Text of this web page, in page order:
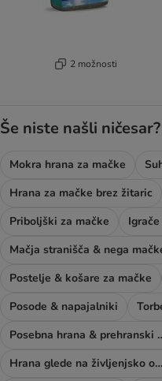
2 možnosti
Še niste našli ničesar?
Mokra hrana za mačke
Hrana za mačke brez žitaric
Priboljški za mačke
Mačja stranišča & nega
Postelje & košare za mačke
Posode & napajalniki
Posebna
Hrana glede na življenjsko obdobje mačke